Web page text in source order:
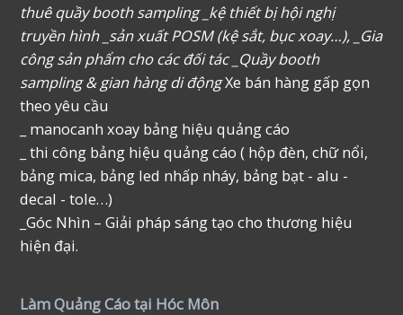
thuê quầy booth sampling _kệ thiết bị hội nghị
truyền hình _sản xuất POSM (kệ sắt, bục xoay…), _Gia
công sản phẩm cho các đối tác _Quầy booth
sampling & gian hàng di độngXe bán hàng gấp gọn
theo yêu cầu
_ manocanh xoay bảng hiệu quảng cáo
_ thi công bảng hiệu quảng cáo ( hộp đèn, chữ nổi,
bảng mica, bảng led nhấp nháy, bảng bạt - alu -
decal - tole…)
_Góc Nhìn – Giải pháp sáng tạo cho thương hiệu
hiện đại.
Làm Quảng Cáo tại Hóc Môn